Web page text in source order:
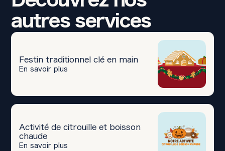
autres services
Festin traditionnel clé en main
En savoir plus
Activité de citrouille et boisson
chaude
En savoir plus